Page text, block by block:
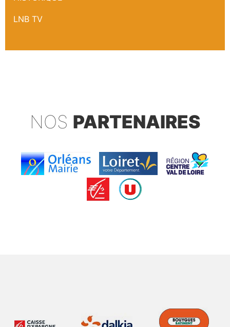
LNB TV
NOS PARTENAIRES